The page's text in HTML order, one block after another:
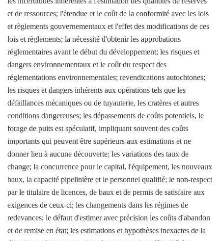
et de ressources; l'étendue et le coût de la conformité avec les lois
et règlements gouvernementaux et l'effet des modifications de ces
lois et règlements; la nécessité d'obtenir les approbations
réglementaires avant le début du développement; les risques et
dangers environnementaux et le coût du respect des
réglementations environnementales; revendications autochtones;
les risques et dangers inhérents aux opérations tels que les
défaillances mécaniques ou de tuyauterie, les cratères et autres
conditions dangereuses; les dépassements de coûts potentiels, le
forage de puits est spéculatif, impliquant souvent des coûts
importants qui peuvent être supérieurs aux estimations et ne
donner lieu à aucune découverte; les variations des taux de
change; la concurrence pour le capital, l'équipement, les nouveaux
baux, la capacité pipelinière et le personnel qualifié; le non-respect
par le titulaire de licences, de baux et de permis de satisfaire aux
exigences de ceux-ci; les changements dans les régimes de
redevances; le défaut d'estimer avec précision les coûts d'abandon
et de remise en état; les estimations et hypothèses inexactes de la